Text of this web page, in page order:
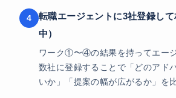
転職エージェントに3社登録して
中）
ワーク①〜④の結果を持ってエー
数社に登録することで「どのアド
いか」「提案の幅が広がるか」を